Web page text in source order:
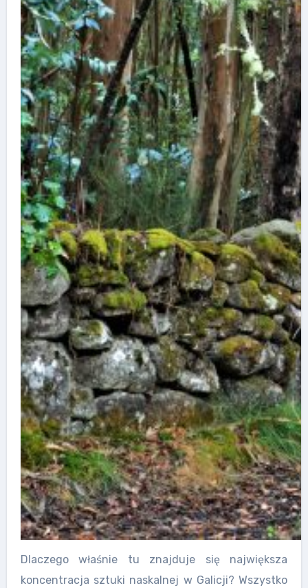
Dlaczego właśnie tu znajduje się największa
koncentracja sztuki naskalnej w Galicji? Wszystko